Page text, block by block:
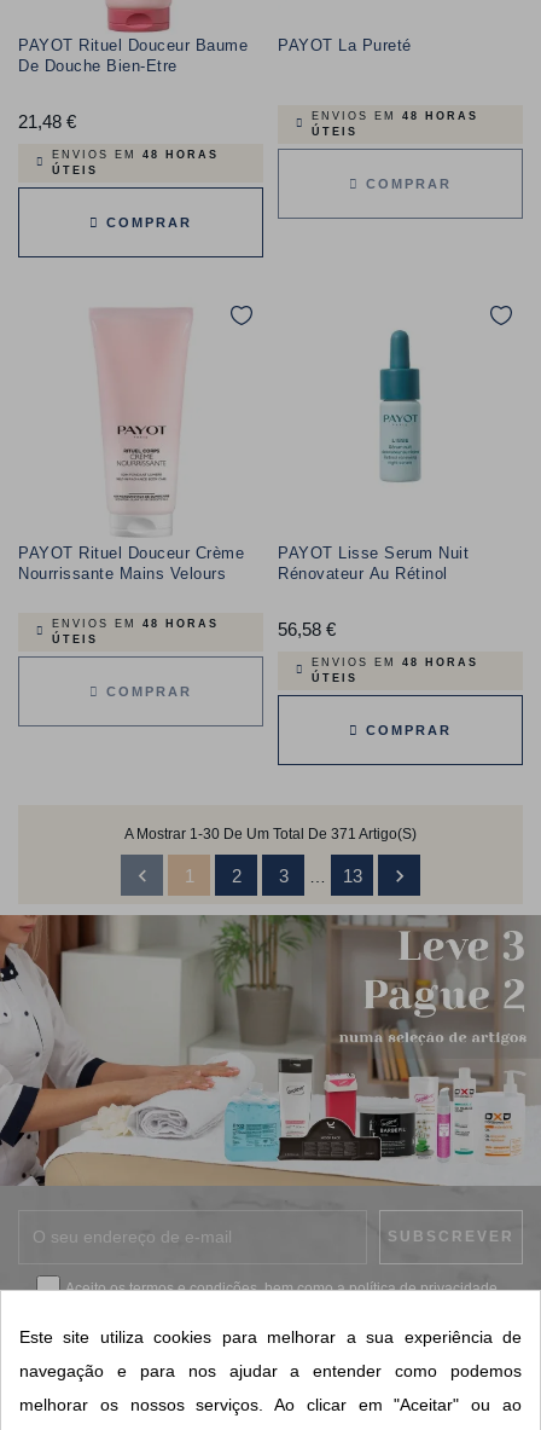
PAYOT Rituel Douceur Baume
De Douche Bien-Etre
21,48 €Preço
ENVIOS EM 48 HORAS
ÚTEIS
COMPRAR
PAYOT La Pureté
ENVIOS EM 48 HORAS
ÚTEIS
COMPRAR
PAYOT Rituel Douceur Crème
Nourrissante Mains Velours
ENVIOS EM 48 HORAS
ÚTEIS
COMPRAR
PAYOT Lisse Serum Nuit
Rénovateur Au Rétinol
56,58 €Preço
ENVIOS EM 48 HORAS
ÚTEIS
COMPRAR
A Mostrar 1-30 De Um Total De 371 Artigo(s)
 1 2 3 13 
Aceito ostermos e condições, bem como apolítica de privacidade.
CONTACTOS SORISA
Este site utiliza cookies para melhorar a sua experiência de
navegação e para nos ajudar a entender como podemos
melhorar os nossos serviços. Ao clicar em "Aceitar" ou ao